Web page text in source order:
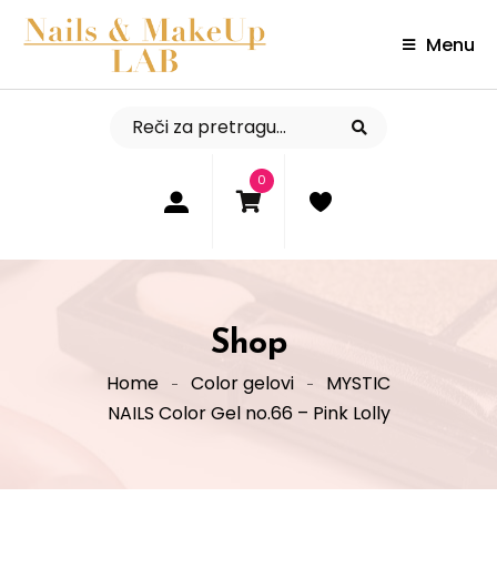
Menu
0
Shop
Home Color gelovi
MYSTIC
NAILS Color Gel no.66 – Pink Lolly